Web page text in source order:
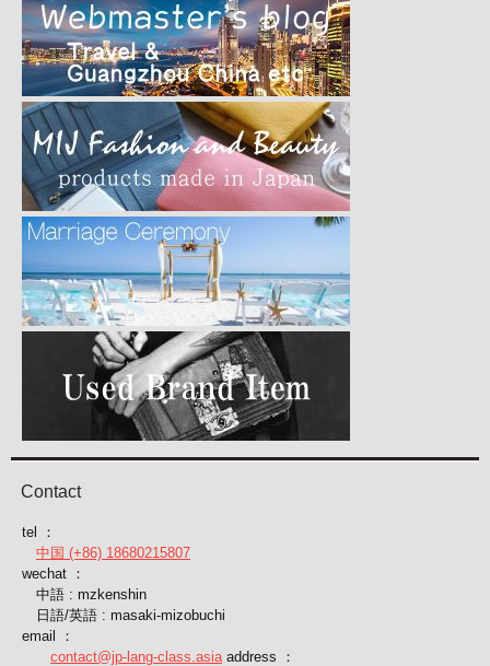
Contact
tel ：
中国 (+86) 18680215807
wechat ：
中語 : mzkenshin
日語/英語 : masaki-mizobuchi
email ：
contact@jp-lang-class.asiaaddress ：